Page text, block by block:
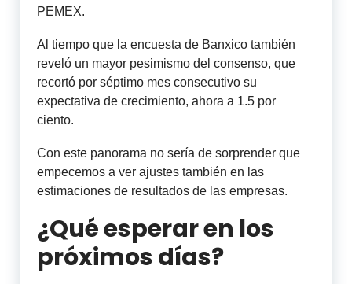
PEMEX.
Al tiempo que la encuesta de Banxico también
reveló un mayor pesimismo del consenso, que
recortó por séptimo mes consecutivo su
expectativa de crecimiento, ahora a 1.5 por
ciento.
Con este panorama no sería de sorprender que
empecemos a ver ajustes también en las
estimaciones de resultados de las empresas.
¿Qué esperar en los
próximos días?